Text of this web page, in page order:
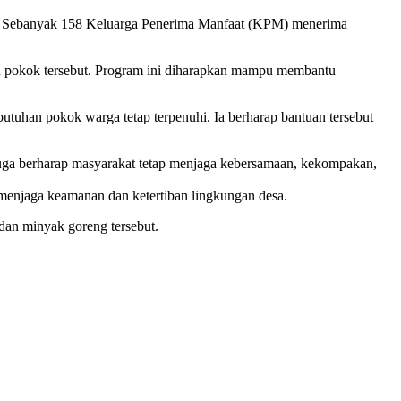
158 Keluarga Penerima Manfaat (KPM) menerima
tersebut. Program ini diharapkan mampu membantu
pokok warga tetap terpenuhi. Ia berharap bantuan tersebut
berharap masyarakat tetap menjaga kebersamaan, kekompakan,
keamanan dan ketertiban lingkungan desa.
minyak goreng tersebut.